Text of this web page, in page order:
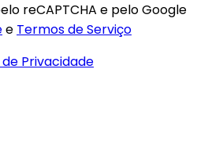
reCAPTCHA e pelo Google
e Termos de Serviço
Privacidade